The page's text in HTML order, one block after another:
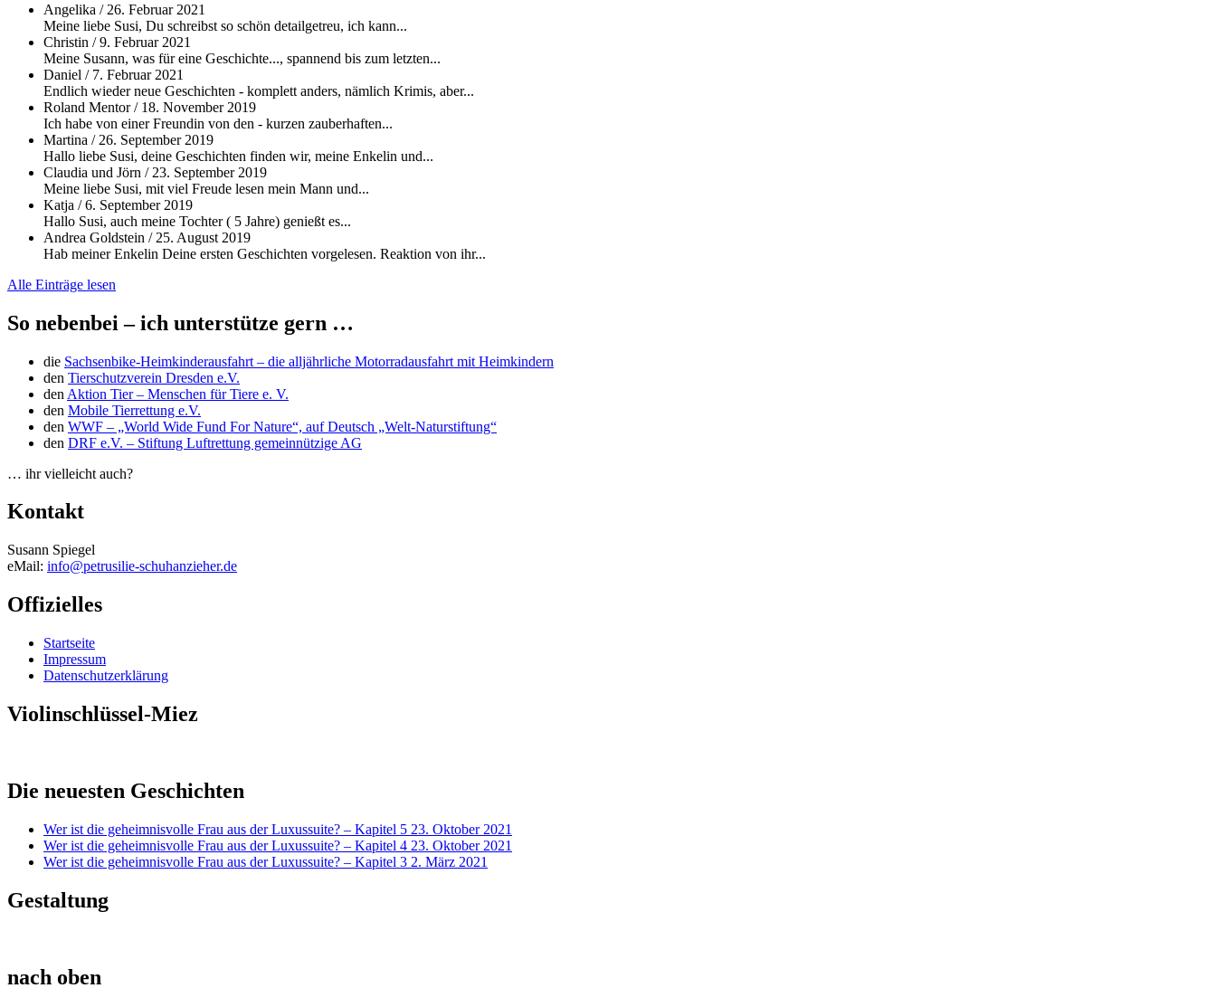
Angelika / 26. Februar 2021
Meine liebe Susi, Du schreibst so schön detailgetreu, ich kann...
Christin /9. Februar 2021
Meine Susann, was für eine Geschichte..., spannend bis zum letzten...
Daniel / 7. Februar 2021
Endlich wieder neue Geschichten - komplett anders, nämlich Krimis, aber...
Roland Mentor/ 18. November 2019
Ich habe von einer Freundin von den - kurzen zauberhaften...
Martina / 26. September 2019
Hallo liebe Susi, deine Geschichten finden wir, meine Enkelin und...
Claudia und Jörn / 23. September 2019
Meine liebe Susi, mit viel Freude lesen mein Mann und...
Katja /6. September 2019
Hallo Susi, auch meine Tochter ( 5 Jahre) genießt es...
Andrea Goldstein / 25. August 2019
Hab meiner Enkelin Deine ersten Geschichten vorgelesen. Reaktion von ihr...
Alle Einträge lesen
So nebenbei – ich unterstütze gern …
die Sachsenbike-Heimkinderausfahrt – die alljährliche Motorradausfahrt mit Heimkindern
den Tierschutzverein Dresden e.V.
den Aktion Tier – Menschen für Tiere e. V.
den Mobile Tierrettung e.V.
den WWF – „World Wide Fund For Nature“, auf Deutsch „Welt-Naturstiftung“
den DRF e.V. – Stiftung Luftrettung gemeinnützige AG
… ihr vielleicht auch?
Kontakt
Susann Spiegel
eMail: info@petrusilie-schuhanzieher.de
Offizielles
Startseite
Impressum
Datenschutzerklärung
Violinschlüssel-Miez
Die neuesten Geschichten
Wer ist die geheimnisvolle Frau aus der Luxussuite? – Kapitel 5 23. Oktober 2021
Wer ist die geheimnisvolle Frau aus der Luxussuite? – Kapitel 4 23. Oktober 2021
Wer ist die geheimnisvolle Frau aus der Luxussuite? – Kapitel 3 2. März 2021
Gestaltung
nach oben